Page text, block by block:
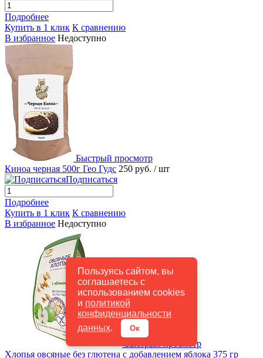
Пользуясь сайтом, вы
соглашаетесь с
использованием cookies
и политикой
конфиденциальности
данных. Ок
Подробнее
Купить в 1 клик К сравнению
В избранное Недоступно
Быстрый просмотр
Киноа черная 500г Гео Гудс 250 руб. / шт
Подписаться
Подробнее
Купить в 1 клик К сравнению
В избранное Недоступно
Быстрый просмотр
Хлопья овсяные без глютена с добавлением яблока 375 гр